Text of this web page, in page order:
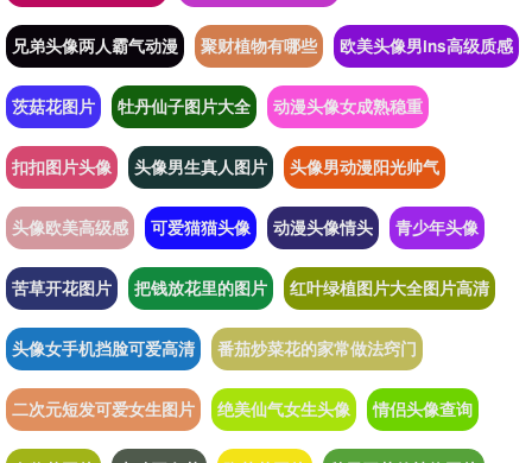
兄弟头像两人霸气动漫 聚财植物有哪些 欧美头像男ins高级质感
茨菇花图片 牡丹仙子图片大全 动漫头像女成熟稳重
扣扣图片头像 头像男生真人图片 头像男动漫阳光帅气
头像欧美高级感 可爱猫猫头像 动漫头像情头 青少年头像
苦草开花图片 把钱放花里的图片 红叶绿植图片大全图片高清
头像女手机挡脸可爱高清 番茄炒菜花的家常做法窍门
二次元短发可爱女生图片 绝美仙气女生头像 情侣头像查询